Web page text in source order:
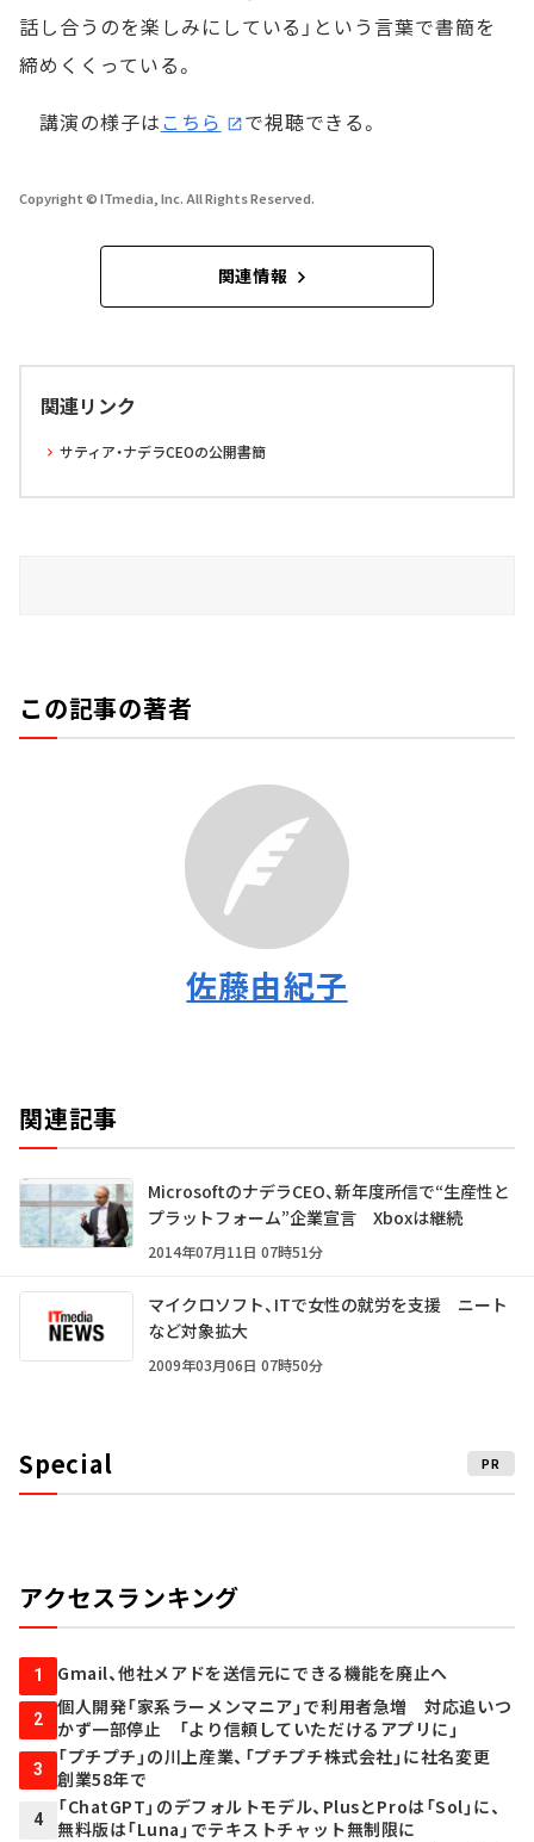
話し合うのを楽しみにしている」という言葉で書簡を
締めくくっている。
講演の様子は こちら で視聴できる。
Copyright © ITmedia, Inc. All Rights Reserved.
関連情報
関連リンク
サティア・ナデラCEOの公開書簡
この記事の著者
佐藤由紀子
関連記事
MicrosoftのナデラCEO、新年度所信で“生産性と
プラットフォーム”企業宣言 Xboxは継続
2014年07月11日 07時51分
マイクロソフト、ITで女性の就労を支援 ニート
など対象拡大
2009年03月06日 07時50分
Special PR
アクセスランキング
1 Gmail、他社メアドを送信元にできる機能を廃止へ
2
個人開発「家系ラーメンマニア」で利用者急増 対応追いつ
かず一部停止 「より信頼していただけるアプリに」
3
「プチプチ」の川上産業、「プチプチ株式会社」に社名変更
創業58年で
4
「ChatGPT」のデフォルトモデル、PlusとProは「Sol」に、
無料版は「Luna」でテキストチャット無制限に